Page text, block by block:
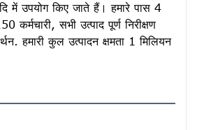
में उपयोग किए जाते हैं। हमारे पास 4
कर्मचारी, सभी उत्पाद पूर्ण निरीक्षण
हमारी कुल उत्पादन क्षमता 1 मिलियन